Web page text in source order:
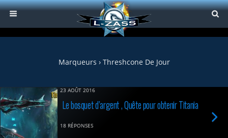
Marqueurs › Threshcone De Jour
23 AOÛT 2016
Le bosquet d’argent , Quête pour obtenir Titania
18 RÉPONSES